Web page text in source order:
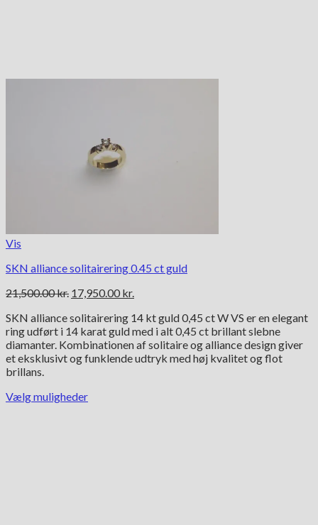
Vis
SKN alliance solitairering 0.45 ct guld
21,500.00kr. Den
pris
var:
21,500.00 kr..
17,950.00 kr.
pris
er:
17,950.00 kr..
SKN alliance solitairering 14 kt guld 0,45 ct W VS er en elegant
ring udført i 14 karat guld med i alt 0,45 ct brillant slebne
diamanter. Kombinationen af solitaire og alliance design giver
et eksklusivt og funklende udtryk med høj kvalitet og flot
brillans.
Vælg muligheder